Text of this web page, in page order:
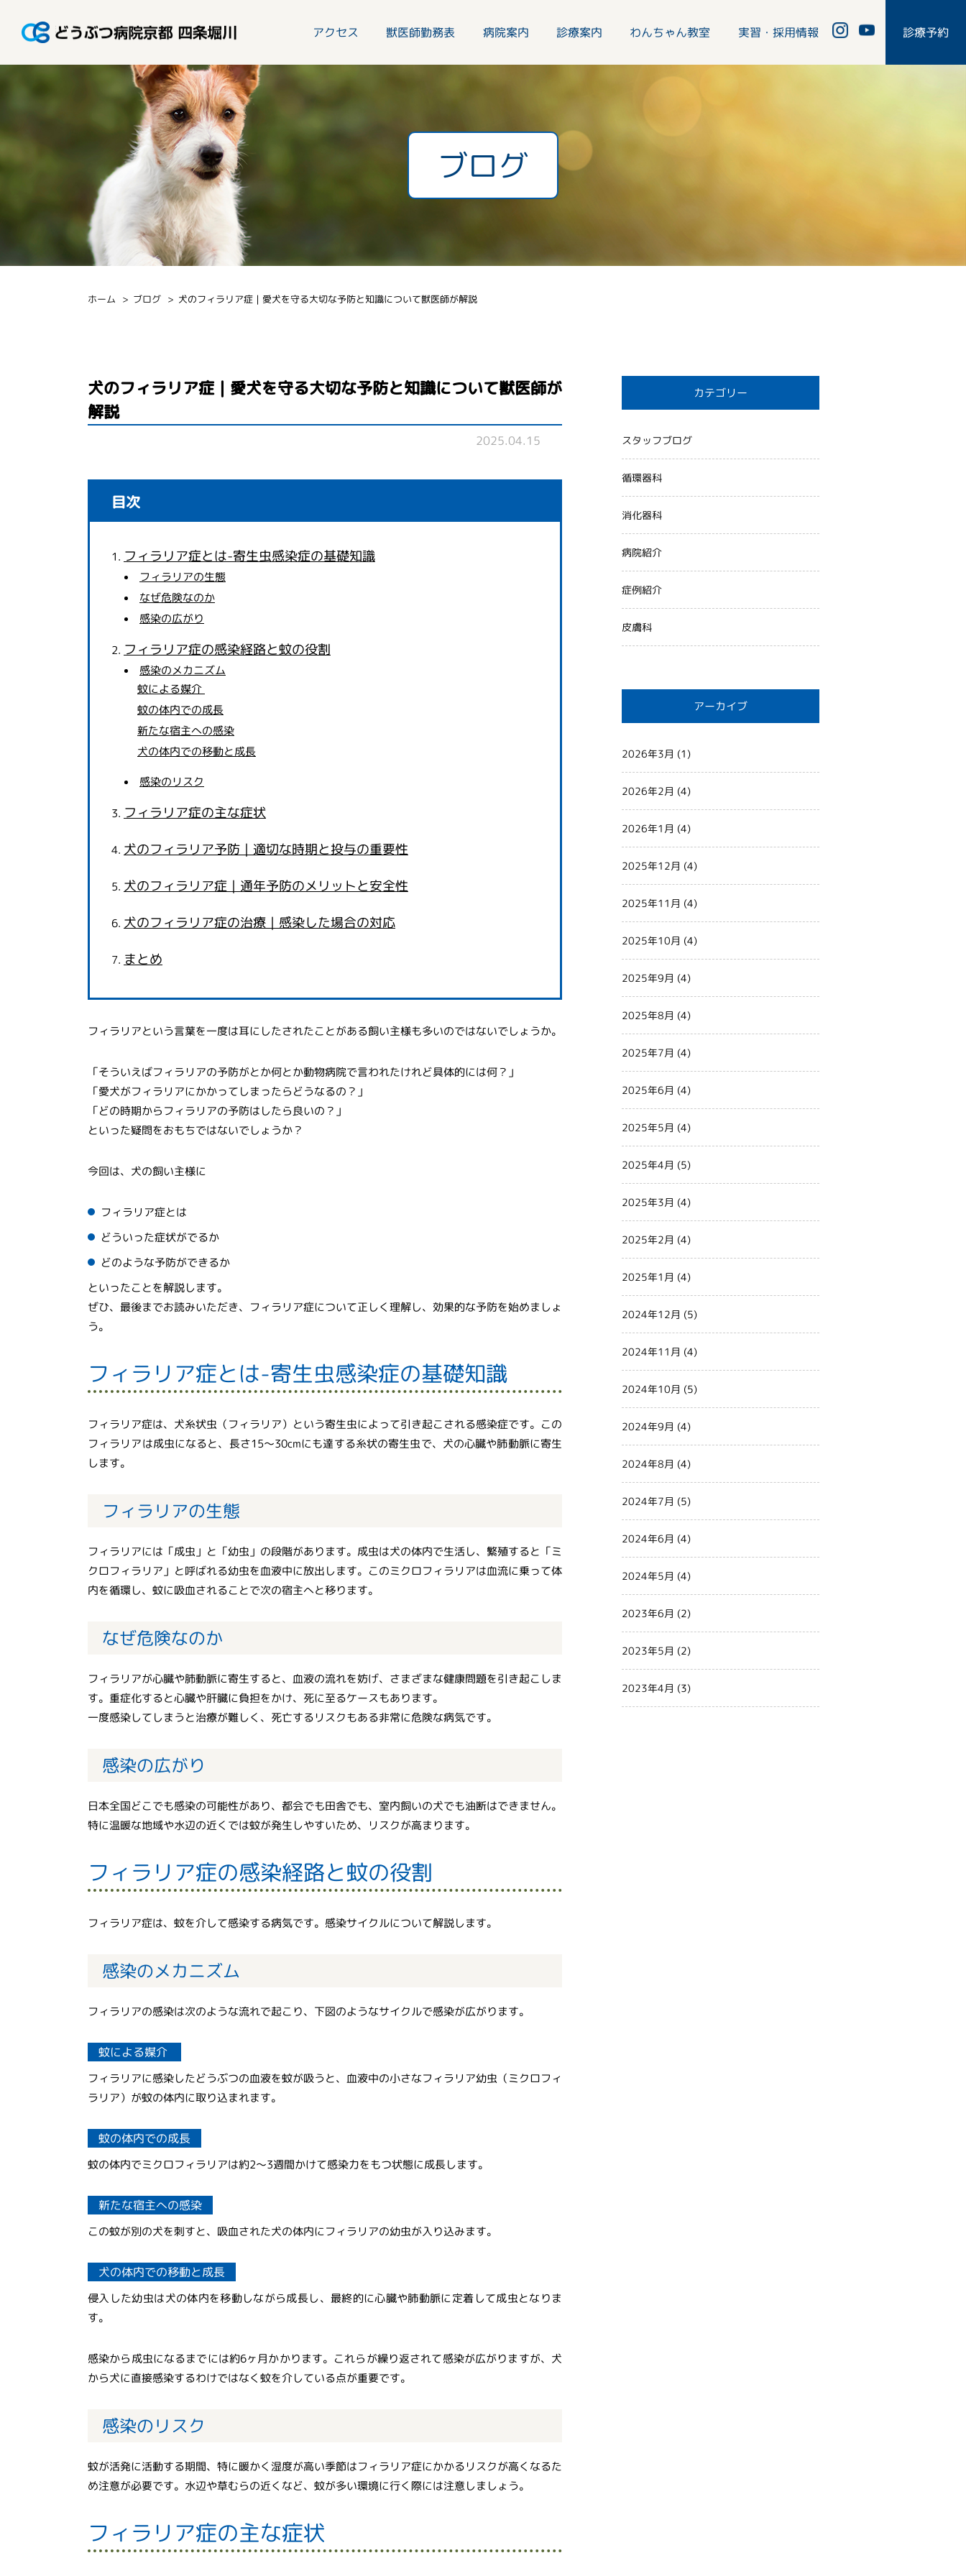
アクセス 獣医師勤務表 病院案内 診療案内 わんちゃん教室 実習・採用情報 診療予約
ブログ
ホーム ブログ 犬のフィラリア症｜愛犬を守る大切な予防と知識について獣医師が解説
犬のフィラリア症｜愛犬を守る大切な予防と知識について獣医師が
解説
2025.04.15
目次
フィラリア症とは-寄生虫感染症の基礎知識
フィラリアの生態
なぜ危険なのか
感染の広がり
フィラリア症の感染経路と蚊の役割
感染のメカニズム
蚊による媒介
蚊の体内での成長
新たな宿主への感染
犬の体内での移動と成長
感染のリスク
フィラリア症の主な症状
犬のフィラリア予防｜適切な時期と投与の重要性
犬のフィラリア症｜通年予防のメリットと安全性
犬のフィラリア症の治療｜感染した場合の対応
まとめ
フィラリアという言葉を一度は耳にしたされたことがある飼い主様も多いのではないでしょうか。
「そういえばフィラリアの予防がとか何とか動物病院で言われたけれど具体的には何？」
「愛犬がフィラリアにかかってしまったらどうなるの？」
「どの時期からフィラリアの予防はしたら良いの？」
といった疑問をおもちではないでしょうか？
今回は、犬の飼い主様に
フィラリア症とは
どういった症状がでるか
どのような予防ができるか
といったことを解説します。
ぜひ、最後までお読みいただき、フィラリア症について正しく理解し、効果的な予防を始めましょ
う。
フィラリア症とは-寄生虫感染症の基礎知識
フィラリア症は、犬糸状虫（フィラリア）という寄生虫によって引き起こされる感染症です。この
フィラリアは成虫になると、長さ15〜30cmにも達する糸状の寄生虫で、犬の心臓や肺動脈に寄生
します。
フィラリアの生態
フィラリアには「成虫」と「幼虫」の段階があります。成虫は犬の体内で生活し、繁殖すると「ミ
クロフィラリア」と呼ばれる幼虫を血液中に放出します。このミクロフィラリアは血流に乗って体
内を循環し、蚊に吸血されることで次の宿主へと移ります。
なぜ危険なのか
フィラリアが心臓や肺動脈に寄生すると、血液の流れを妨げ、さまざまな健康問題を引き起こしま
す。重症化すると心臓や肝臓に負担をかけ、死に至るケースもあります。
一度感染してしまうと治療が難しく、死亡するリスクもある非常に危険な病気です。
感染の広がり
日本全国どこでも感染の可能性があり、都会でも田舎でも、室内飼いの犬でも油断はできません。
特に温暖な地域や水辺の近くでは蚊が発生しやすいため、リスクが高まります。
フィラリア症の感染経路と蚊の役割
フィラリア症は、蚊を介して感染する病気です。感染サイクルについて解説します。
感染のメカニズム
フィラリアの感染は次のような流れで起こり、下図のようなサイクルで感染が広がります。
蚊による媒介
フィラリアに感染したどうぶつの血液を蚊が吸うと、血液中の小さなフィラリア幼虫（ミクロフィ
ラリア）が蚊の体内に取り込まれます。
蚊の体内での成長
蚊の体内でミクロフィラリアは約2〜3週間かけて感染力をもつ状態に成長します。
新たな宿主への感染
この蚊が別の犬を刺すと、吸血された犬の体内にフィラリアの幼虫が入り込みます。
犬の体内での移動と成長
侵入した幼虫は犬の体内を移動しながら成長し、最終的に心臓や肺動脈に定着して成虫となりま
す。
感染から成虫になるまでには約6ヶ月かかります。これらが繰り返されて感染が広がりますが、犬
から犬に直接感染するわけではなく蚊を介している点が重要です。
感染のリスク
蚊が活発に活動する期間、特に暖かく湿度が高い季節はフィラリア症にかかるリスクが高くなるた
め注意が必要です。水辺や草むらの近くなど、蚊が多い環境に行く際には注意しましょう。
フィラリア症の主な症状
カテゴリー
スタッフブログ
循環器科
消化器科
病院紹介
症例紹介
皮膚科
アーカイブ
2026年3月 (1)
2026年2月 (4)
2026年1月 (4)
2025年12月 (4)
2025年11月 (4)
2025年10月 (4)
2025年9月 (4)
2025年8月 (4)
2025年7月 (4)
2025年6月 (4)
2025年5月 (4)
2025年4月 (5)
2025年3月 (4)
2025年2月 (4)
2025年1月 (4)
2024年12月 (5)
2024年11月 (4)
2024年10月 (5)
2024年9月 (4)
2024年8月 (4)
2024年7月 (5)
2024年6月 (4)
2024年5月 (4)
2023年6月 (2)
2023年5月 (2)
2023年4月 (3)